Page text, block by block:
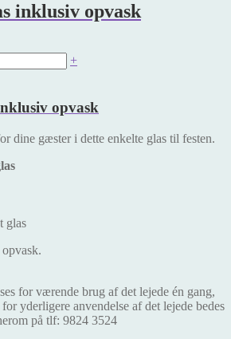
inklusiv opvask
+
opvask
dine gæster i dette enkelte glas til festen.
glas
for værende brug af det lejede én gang,
yderligere anvendelse af det lejede bedes
på tlf: 9824 3524